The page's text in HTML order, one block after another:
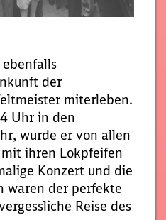
der
miterleben.
Uhr in den
wurde er von allen
ihren Lokpfeifen
Konzert und die
waren der perfekte
Reise des